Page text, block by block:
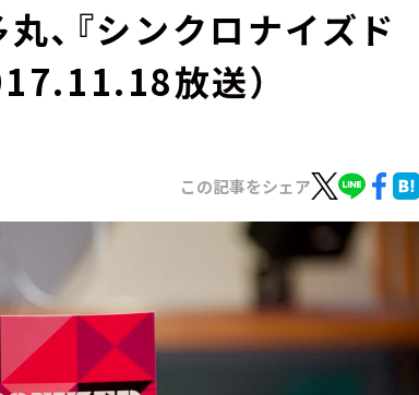
、『シンクロナイズド
放送）
この記事をシェア